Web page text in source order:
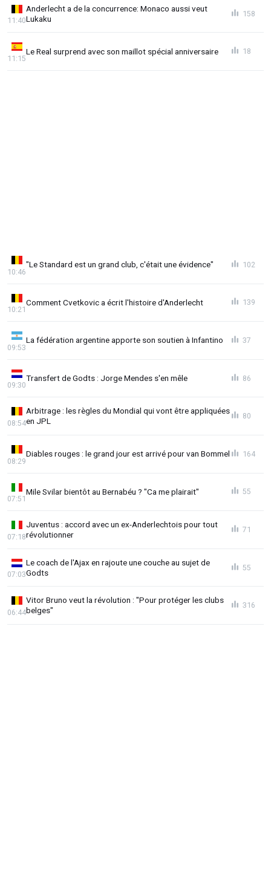
Anderlecht a de la concurrence: Monaco aussi veut
Lukaku
11:40
158
Le Real surprend avec son maillot spécial anniversaire
11:15
18
"Le Standard est un grand club, c'était une évidence"
10:46
102
Comment Cvetkovic a écrit l'histoire d'Anderlecht
10:21
139
La fédération argentine apporte son soutien à Infantino
09:53
37
Transfert de Godts : Jorge Mendes s'en mêle
09:30
86
Arbitrage : les règles du Mondial qui vont être appliquées
en JPL
08:54
80
Diables rouges : le grand jour est arrivé pour van Bommel
08:29
164
Mile Svilar bientôt au Bernabéu ? "Ca me plairait"
07:51
55
Juventus : accord avec un ex-Anderlechtois pour tout
révolutionner
07:18
71
Le coach de l'Ajax en rajoute une couche au sujet de
Godts
07:03
55
Vitor Bruno veut la révolution : "Pour protéger les clubs
belges"
06:44
316